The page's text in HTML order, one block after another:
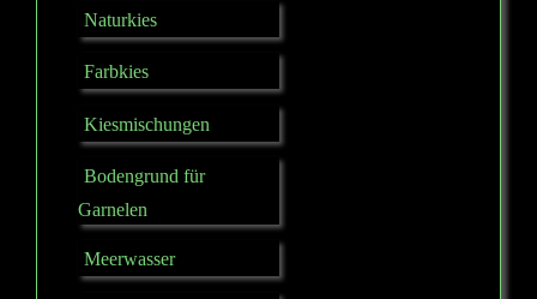
Naturkies
Farbkies
Kiesmischungen
Bodengrund für
Garnelen
Meerwasser